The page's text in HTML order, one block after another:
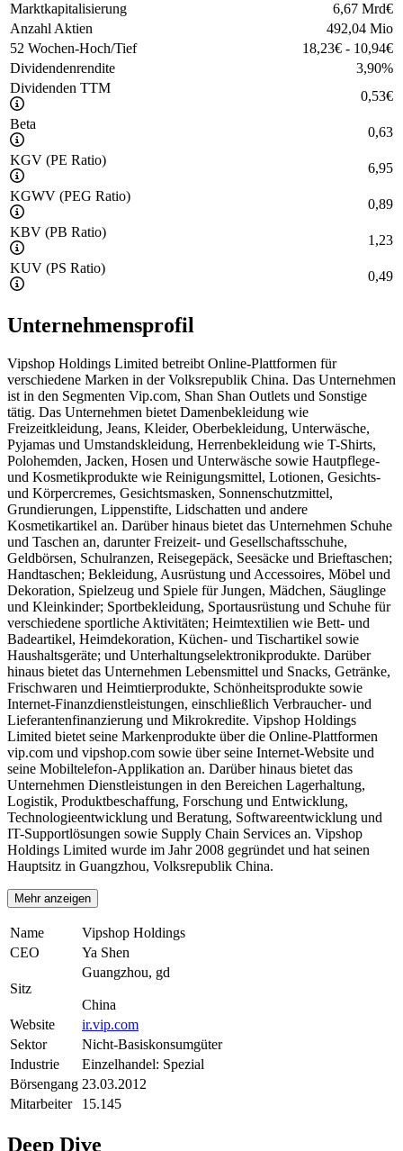
Marktkapitalisierung
6,67 Mrd€
Anzahl Aktien
492,04 Mio
52 Wochen-Hoch/Tief
18,23€ - 10,94€
Dividendenrendite
3,90%
Dividenden TTM
0,53€
Beta
0,63
KGV (PE Ratio)
6,95
KGWV (PEG Ratio)
0,89
KBV (PB Ratio)
1,23
KUV (PS Ratio)
0,49
Unternehmensprofil
Vipshop Holdings Limited betreibt Online-Plattformen für
verschiedene Marken in der Volksrepublik China. Das Unternehmen
ist in den Segmenten Vip.com, Shan Shan Outlets und Sonstige
tätig. Das Unternehmen bietet Damenbekleidung wie
Freizeitkleidung, Jeans, Kleider, Oberbekleidung, Unterwäsche,
Pyjamas und Umstandskleidung, Herrenbekleidung wie T-Shirts,
Polohemden, Jacken, Hosen und Unterwäsche sowie Hautpflege-
und Kosmetikprodukte wie Reinigungsmittel, Lotionen, Gesichts-
und Körpercremes, Gesichtsmasken, Sonnenschutzmittel,
Grundierungen, Lippenstifte, Lidschatten und andere
Kosmetikartikel an. Darüber hinaus bietet das Unternehmen Schuhe
und Taschen an, darunter Freizeit- und Gesellschaftsschuhe,
Geldbörsen, Schulranzen, Reisegepäck, Seesäcke und Brieftaschen;
Handtaschen; Bekleidung, Ausrüstung und Accessoires, Möbel und
Dekoration, Spielzeug und Spiele für Jungen, Mädchen, Säuglinge
und Kleinkinder; Sportbekleidung, Sportausrüstung und Schuhe für
verschiedene sportliche Aktivitäten; Heimtextilien wie Bett- und
Badeartikel, Heimdekoration, Küchen- und Tischartikel sowie
Haushaltsgeräte; und Unterhaltungselektronikprodukte. Darüber
hinaus bietet das Unternehmen Lebensmittel und Snacks, Getränke,
Frischwaren und Heimtierprodukte, Schönheitsprodukte sowie
Internet-Finanzdienstleistungen, einschließlich Verbraucher- und
Lieferantenfinanzierung und Mikrokredite. Vipshop Holdings
Limited bietet seine Markenprodukte über die Online-Plattformen
vip.com und vipshop.com sowie über seine Internet-Website und
seine Mobiltelefon-Applikation an. Darüber hinaus bietet das
Unternehmen Dienstleistungen in den Bereichen Lagerhaltung,
Logistik, Produktbeschaffung, Forschung und Entwicklung,
Technologieentwicklung und Beratung, Softwareentwicklung und
IT-Supportlösungen sowie Supply Chain Services an. Vipshop
Holdings Limited wurde im Jahr 2008 gegründet und hat seinen
Hauptsitz in Guangzhou, Volksrepublik China.
Mehr anzeigen
Name
Vipshop Holdings
CEO
Ya Shen
Sitz
Guangzhou, gd
China
Website
ir.vip.com
Sektor
Nicht-Basiskonsumgüter
Industrie
Einzelhandel: Spezial
Börsengang 23.03.2012
Mitarbeiter
15.145
Deep Dive